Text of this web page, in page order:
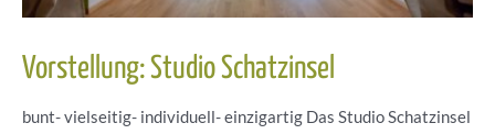
Vorstellung: Studio Schatzinsel
bunt- vielseitig- individuell- einzigartig Das Studio Schatzinsel